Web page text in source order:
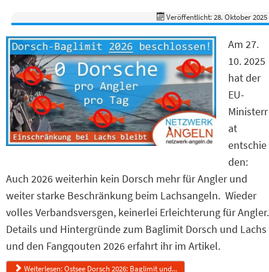
Veröffentlicht: 28. Oktober 2025
Am 27.
10. 2025
hat der
EU-
Ministerr
at
entschie
den:
Auch 2026 weiterhin kein Dorsch mehr für Angler und
weiter starke Beschränkung beim Lachsangeln. Wieder
volles Verbandsversgen, keinerlei Erleichterung für Angler.
Details und Hintergründe zum Baglimit Dorsch und Lachs
und den Fangqouten 2026 erfahrt ihr im Artikel.
Weiterlesen: Ostsee Dorsch 2026: Baglimit und...